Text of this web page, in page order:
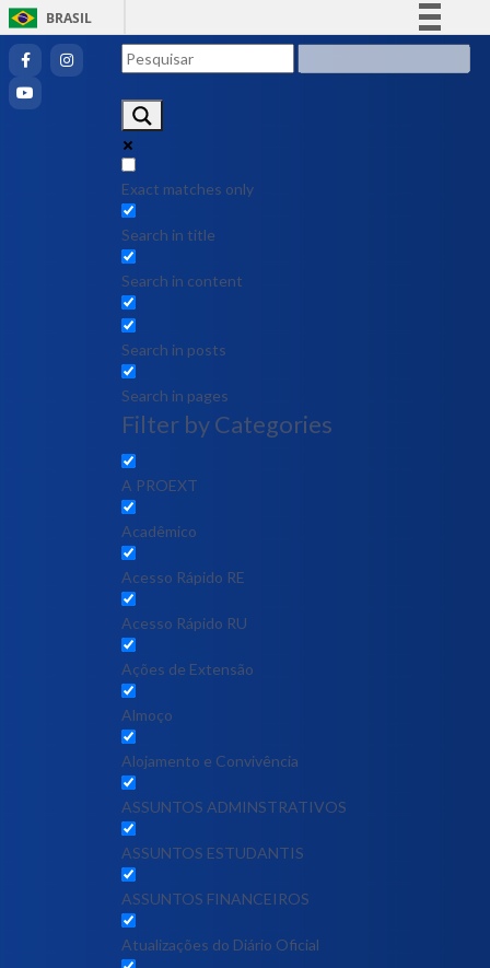
BRASIL
Exact matches only
Search in title
Search in content
Search in posts
Search in pages
Filter by Categories
A PROEXT
Acadêmico
Acesso Rápido RE
Acesso Rápido RU
Ações de Extensão
Almoço
Alojamento e Convivência
ASSUNTOS ADMINSTRATIVOS
ASSUNTOS ESTUDANTIS
ASSUNTOS FINANCEIROS
Atualizações do Diário Oficial